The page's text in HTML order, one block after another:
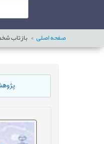
صفحه اصلی بازتاب